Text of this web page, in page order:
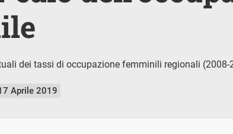
dei tassi di occupazione femminili regionali (2008-
Aprile 2019